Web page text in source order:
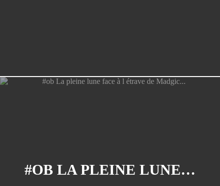
#OB LA PLEINE LUNE FACE À L ÉTRAVE DE MADGIC...